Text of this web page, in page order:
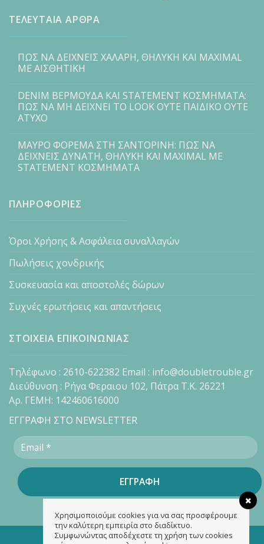
ΤΕΛΕΥΤΑΙΑ ΑΡΘΡΑ
ΠΩΣ ΝΑ ΔΕΙΧΝΕΙΣ ΧΑΛΑΡΗ, ΘΗΛΥΚΗ ΚΑΙ MAXIMAL
ΜΕ ΑΙΣΘΗΤΙΚΗ
DENIM ΒΕΡΜΟΥΔΑ ΚΑΙ STATEMENT ΚΟΣΜΗΜΑΤΑ:
ΠΩΣ ΝΑ ΜΗ ΔΕΙΧΝΕΙ ΤΟ LOOK ΟΥΤΕ ΠΑΙΔΙΚΟ ΟΥΤΕ
ΑΤΥΧΟ
ΜΑΥΡΟ ΦΟΡΕΜΑ ΣΤΗ ΣΑΝΤΟΡΙΝΗ: ΠΩΣ ΝΑ
ΔΕΙΧΝΕΙΣ ΔΥΝΑΤΗ, ΘΗΛΥΚΗ ΚΑΙ MAXIMAL ΜΕ
STATEMENT ΚΟΣΜΗΜΑΤΑ
ΠΛΗΡΟΦΟΡΙΕΣ
Όροι Χρήσης & Ασφάλεια συναλλαγών
Πωλήσεις χονδρικής
Συσκευασία και αποστολές δώρων
Συχνές ερωτήσεις και απαντήσεις
ΣΤΟΙΧΕΙΑ ΕΠΙΚΟΙΝΩΝΙΑΣ
Τηλέφωνο : 2610-622382 Email : info@doubletrouble.gr
Διεύθυνση : Ρήγα Φεραιου 102, Πάτρα Τ.Κ. 26221
Αρ. ΓΕΜΗ: 142460616000
ΕΓΓΡΑΦΗ ΣΤΟ NEWSLETTER
Copyright 2026 ©doubletrouble.gr
Χρησιμοποιούμε cookies για να σας προσφέρουμε
την καλύτερη εμπειρία στο διαδίκτυο.
Συμφωνώντας αποδέχεστε τη χρήση των cookies